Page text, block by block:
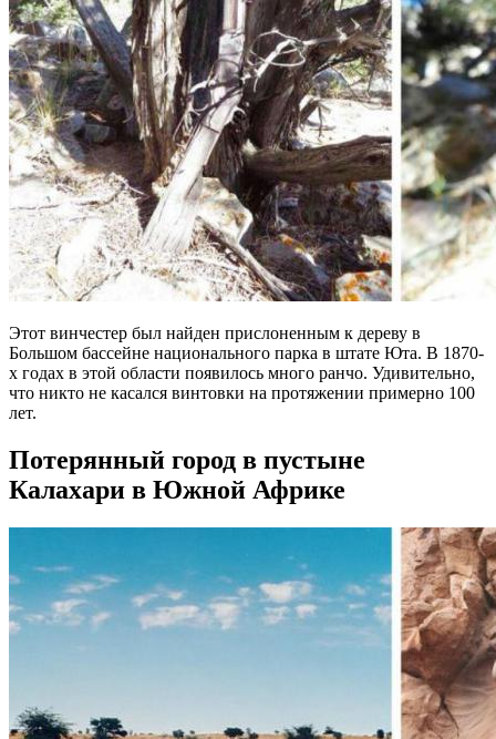
Этот винчестер был найден прислоненным к дереву в
Большом бассейне национального парка в штате Юта. В 1870-
х годах в этой области появилось много ранчо. Удивительно,
что никто не касался винтовки на протяжении примерно 100
лет.
Потерянный город в пустыне
Калахари в Южной Африке